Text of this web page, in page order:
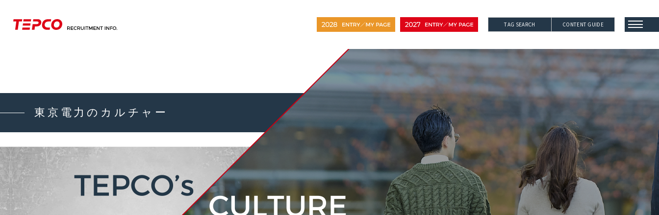
TAG SEARCH CONTENT GUIDE
東京電力のカルチャー